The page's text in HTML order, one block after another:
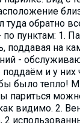
туда обратно
пунктам: 1.
поддавая на
-
и у них
было тепло!
париться
видимо. 2.